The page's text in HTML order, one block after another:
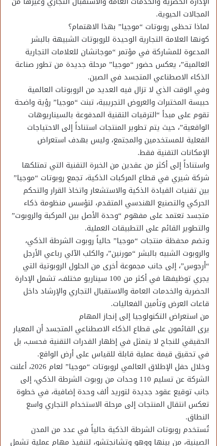
المجالات الحيوية.
لماذا تحظى روبوتات “موجيا” بهذا الاهتمام؟
كونها العلامة التجارية الوحيدة للروبوتات الشبيهة بالبشر
المدعوة للمشاركة في مؤتمر “موجانشان للعلامات التجارية
العالمية”، يعكس حضور “موجيا” مرحلة جديدة من تطور صناعة
الذكاء الاصطناعي المتجسد في الصين.
وفي الوقت الذي لا تزال فيه العديد من الروبوتات العالمية
حبيسة المختبرات والعروض التجريبية، تبنت “موجيا” رؤية واضحة
تقوم على مبدأ “الترقيات التقنية المدفوعة بالسيناريوهات
الواقعية”، حيث يتم تطوير المنتجات استناداً إلى الاحتياجات
الفعلية للمستخدمين والمجتمع، وليس بهدف استعراض
الإمكانات التقنية فقط.
واستناداً إلى أكثر من عقدين من الخبرة التقنية التي تمتلكها
شركة شيري في قطاع المركبات الذكية، تجمع روبوتات “موجيا”
بين تقنيات القيادة الذكية والاستشعار واتخاذ القرار والتحكم
الحركي والتصنيع الهندسي المتقدم، لتؤسس منظومة ذكاء
متجسد تعتمد على مفهوم “وحدة الأصل بين المركبة والروبوت”
والتطوير القائم على التطبيقات العملية.
وتضم محفظة منتجات “موجيا” حالياً روبوت الشرطة الذكي،
والروبوت الشبيه بالبشر “مورنين”، والكلب الآلي رباعي الأرجل
“أرجوس”، إلى جانب مجموعة أخرى من الحلول الروبوتية التي
يجري توظيفها في أكثر من 100 سيناريو مختلف، تشمل الإدارة
الحضرية والخدمات العامة والاستقبال التجاري والإرشاد داخل
قاعات العرض وتأمين الفعاليات.
من استعراض التكنولوجيا إلى إنجاز المهام
يرى القائمون على قطاع الذكاء الاصطناعي المتجسد أن المعيار
الحقيقي للنجاح لا يتمثل في إظهار القدرات التقنية فحسب، بل
في تحقيق قيمة عملية قابلة للقياس على أرض الواقع.
وخلال حفل الإطلاق العالمي لروبوتات “موجيا” لعام 2026، أعلنت
الشركة عن تسليم 110 وحدات من روبوت الشرطة الذكي، إلى
جانب توقيع عقود جديدة لتوريد ألف وحدة إضافية، في خطوة
تعكس انتقال المنتجات إلى مرحلة الاستخدام التجاري واسع
النطاق.
تُستخدم روبوتات الشرطة الذكية حالياً في عدد من المدن
الصينية، من بينها ووهو وتشانجتشو، لتنفيذ مهام عملية تشمل